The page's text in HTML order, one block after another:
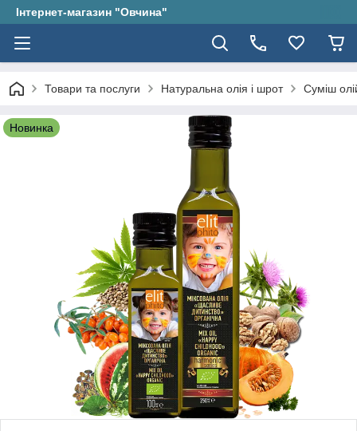
Інтернет-магазин "Овчина"
Товари та послуги Натуральна олія і шрот Суміш
Новинка